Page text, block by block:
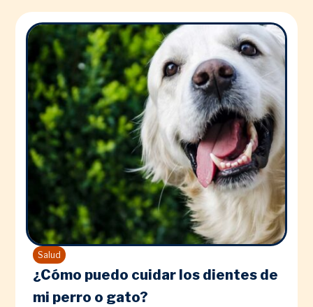
Salud
¿Cómo puedo cuidar los dientes de
mi perro o gato?